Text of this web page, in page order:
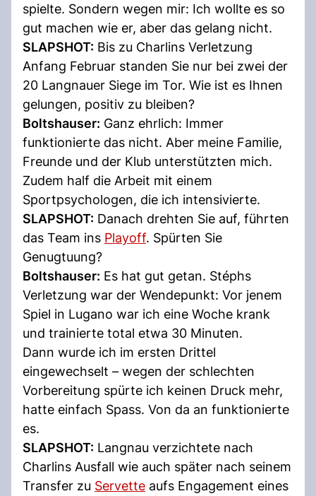
spielte. Sondern wegen mir: Ich wollte es so
gut machen wie er, aber das gelang nicht.
SLAPSHOT: Bis zu Charlins Verletzung
Anfang Februar standen Sie nur bei zwei der
20 Langnauer Siege im Tor. Wie ist es Ihnen
gelungen, positiv zu bleiben?
Boltshauser: Ganz ehrlich: Immer
funktionierte das nicht. Aber meine Familie,
Freunde und der Klub unterstützten mich.
Zudem half die Arbeit mit einem
Sportpsychologen, die ich intensivierte.
SLAPSHOT: Danach drehten Sie auf, führten
das Team ins Playoff. Spürten Sie
Genugtuung?
Boltshauser: Es hat gut getan. Stéphs
Verletzung war der Wendepunkt: Vor jenem
Spiel in Lugano war ich eine Woche krank
und trainierte total etwa 30 Minuten.
Dann wurde ich im ersten Drittel
eingewechselt – wegen der schlechten
Vorbereitung spürte ich keinen Druck mehr,
hatte einfach Spass. Von da an funktionierte
es.
SLAPSHOT: Langnau verzichtete nach
Charlins Ausfall wie auch später nach seinem
Transfer zu Servette aufs Engagement eines